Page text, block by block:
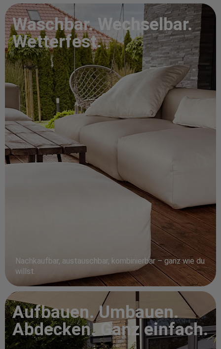
Waschbar. Wechselbar.
Wetterfest.
Nachkaufbar, austauschbar, kombinierbar – ganz wie du
willst.
Aufbauen. Umbauen.
Abdecken. Ganz einfach.